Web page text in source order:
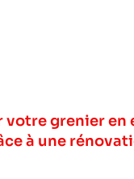
votre grenier en
à une